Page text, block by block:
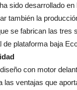
sido desarrollado en
también la
se fabrican las tres
de plataforma baja
con motor
las ventajas que